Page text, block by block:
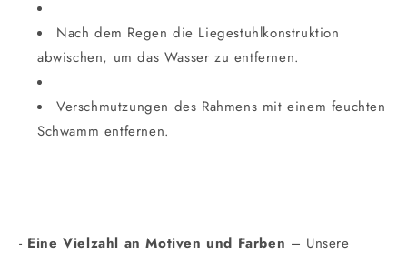
Nach dem Regen die Liegestuhlkonstruktion
abwischen, um das Wasser zu entfernen.
Verschmutzungen des Rahmens mit einem feuchten
Schwamm entfernen.
- Eine Vielzahl an Motiven und Farben – Unsere